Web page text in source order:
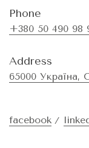
Phone
+380 50 490 98
Address
65000 Україна,
facebook